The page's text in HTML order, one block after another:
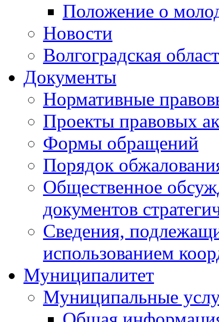
Положение о
Новости
Волгоградская
Документы
Нормативные
Проекты правовых
Формы обращений
Порядок
Общественное
документов
Сведения,
использованием
Муниципалитет
Муниципальные